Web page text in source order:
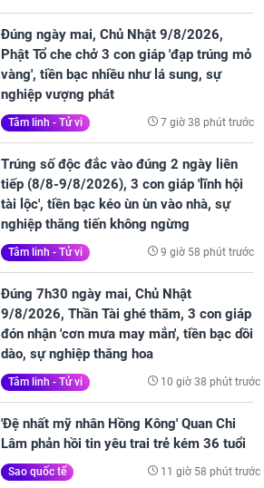
Đúng ngày mai, Chủ Nhật 9/8/2026,
Phật Tổ che chở 3 con giáp 'đạp trúng mỏ
vàng', tiền bạc nhiều như lá sung, sự
nghiệp vượng phát
Tâm linh - Tử vi 7 giờ 38 phút trước
Trúng số độc đắc vào đúng 2 ngày liên
tiếp (8/8-9/8/2026), 3 con giáp 'lĩnh hội
tài lộc', tiền bạc kéo ùn ùn vào nhà, sự
nghiệp thăng tiến không ngừng
Tâm linh - Tử vi 9 giờ 58 phút trước
Đúng 7h30 ngày mai, Chủ Nhật
9/8/2026, Thần Tài ghé thăm, 3 con giáp
đón nhận 'cơn mưa may mắn', tiền bạc dồi
dào, sự nghiệp thăng hoa
Tâm linh - Tử vi 10 giờ 38 phút trước
'Đệ nhất mỹ nhân Hồng Kông' Quan Chi
Lâm phản hồi tin yêu trai trẻ kém 36 tuổi
Sao quốc tế 11 giờ 58 phút trước